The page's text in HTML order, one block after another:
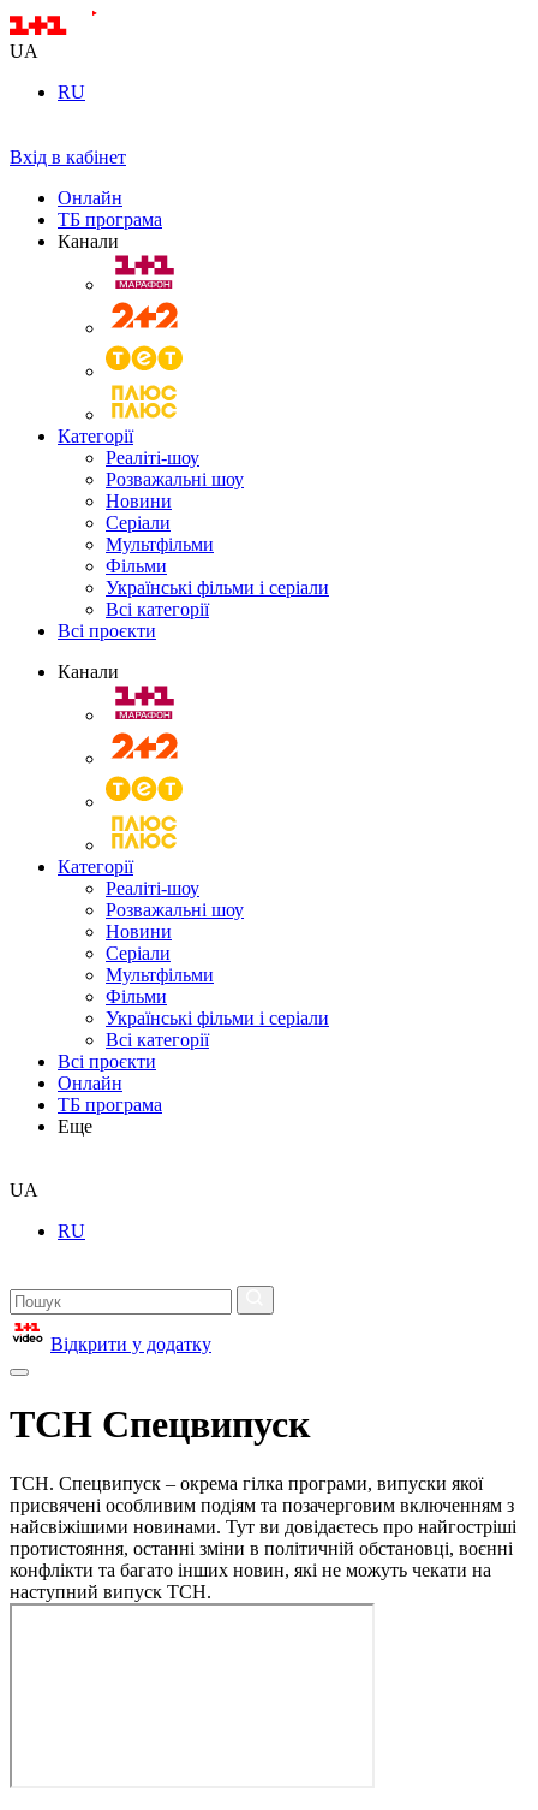
UA
RU
Вхід в кабінет
Онлайн
ТБ програма
Канали
Категорії
Реаліті-шоу
Розважальні шоу
Новини
Серіали
Мультфільми
Фільми
Українські фільми і серіали
Всі категорії
Всі проєкти
Канали
Категорії
Реаліті-шоу
Розважальні шоу
Новини
Серіали
Мультфільми
Фільми
Українські фільми і серіали
Всі категорії
Всі проєкти
Онлайн
ТБ програма
Еще
UA
RU
Відкрити у додатку
ТСН Спецвипуск
ТСН. Спецвипуск – окрема гілка програми, випуски якої
присвячені особливим подіям та позачерговим включенням з
найсвіжішими новинами. Тут ви довідаєтесь про найгостріші
протистояння, останні зміни в політичній обстановці, воєнні
конфлікти та багато інших новин, які не можуть чекати на
наступний випуск ТСН.